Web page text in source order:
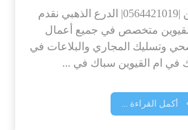
سباك في ام القيوين |0564421019| الدرع الذهبي نقدم
متخصص في جميع أعمال
وتسليك المجاري والبلاعات في
في ام القيوين سباك في ...
أكمل القراءة ...